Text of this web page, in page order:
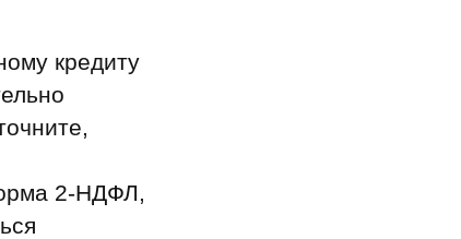
кредиту
2‑НДФЛ,